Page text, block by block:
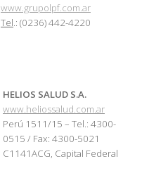
www.grupolpf.com.ar
Tel.: (0236) 442-4220
HELIOS SALUD S.A.
www.heliossalud.com.ar
Perú 1511/15 – Tel.: 4300-
0515 / Fax: 4300-5021
C1141ACG, Capital Federal